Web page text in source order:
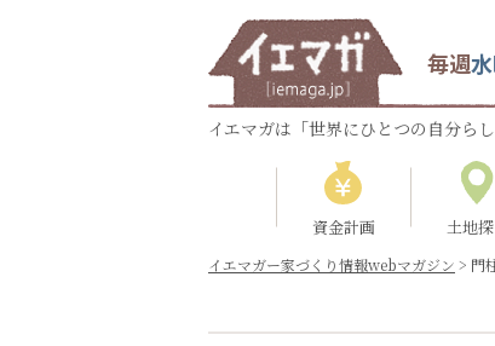
毎週
イエマガは「世界にひとつの自分ら
資金計画 土地
イエマガー家づくり情報webマガジン > 門